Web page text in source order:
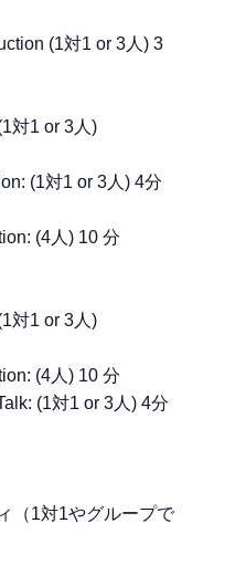
(1対1 or 3人) 3
対1 or 3人)
(1対1 or 3人) 4分
(4人) 10 分
対1 or 3人)
(4人) 10 分
(1対1 or 3人) 4分
（1対1やグループで